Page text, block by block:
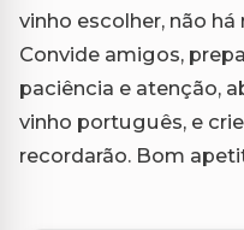
vinho escolher, não
Convide amigos,
paciência e atenção,
vinho português, e
recordarão. Bom